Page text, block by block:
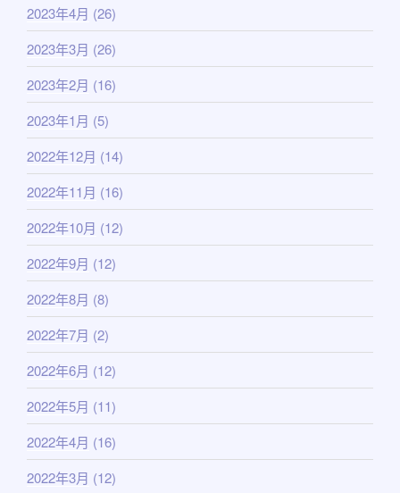
2023年4月 (26)
2023年3月 (26)
2023年2月 (16)
2023年1月 (5)
2022年12月 (14)
2022年11月 (16)
2022年10月 (12)
2022年9月 (12)
2022年8月 (8)
2022年7月 (2)
2022年6月 (12)
2022年5月 (11)
2022年4月 (16)
2022年3月 (12)